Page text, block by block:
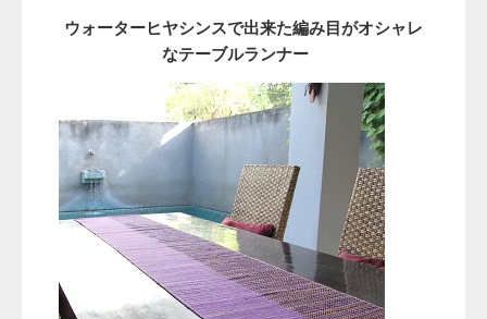
ウォーターヒヤシンスで出来た編み目がオシャレ
なテーブルランナー